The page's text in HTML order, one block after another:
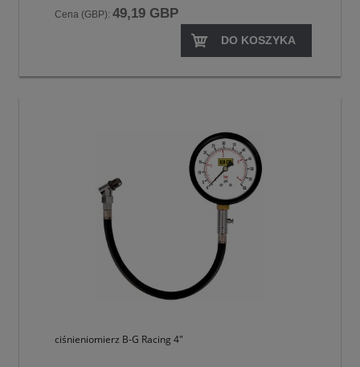
Cena (GBP): 49,19 GBP
DO KOSZYKA
ciśnieniomierz B-G Racing 4"